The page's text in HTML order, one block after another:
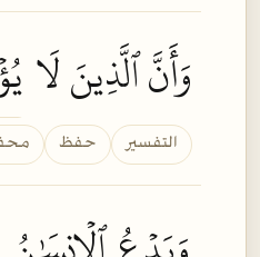
وَأَنَّ ٱلَّذِينَ لَا
التفسير حفظ